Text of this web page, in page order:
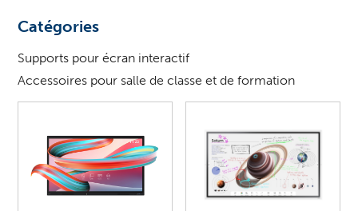
Catégories
Supports pour écran interactif
Accessoires pour salle de classe et de formation